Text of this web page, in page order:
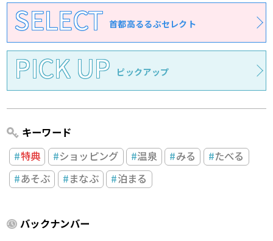
SELECT 首都高るるぶセレクト
PICK UP ピックアップ
キーワード
特典
ショッピング 温泉 みる
たべる
あそぶ
まなぶ 泊まる
バックナンバー